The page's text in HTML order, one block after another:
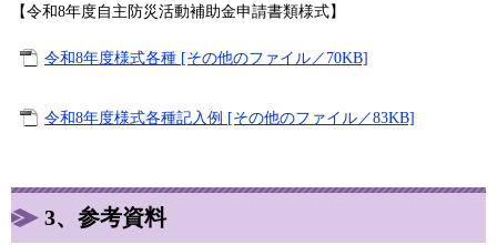
【令和8年度自主防災活動補助金申請書類様式】​
令和8年度様式各種 [その他のファイル／70KB]
令和8年度様式各種記入例 [その他のファイル／83KB]
3、参考資料